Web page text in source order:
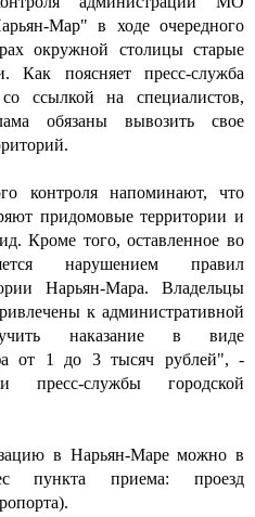
Мар" в ходе очередного
окружной столицы старые
Как поясняет пресс-служба
ссылкой на специалистов,
обязаны вывозить свое
контроля напоминают, что
придомовые территории и
Кроме того, оставленное во
нарушением правил
Нарьян-Мара. Владельцы
к административной
наказание в виде
от 1 до 3 тысяч рублей", -
пресс-службы городской
в Нарьян-Маре можно в
приема: проезд